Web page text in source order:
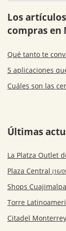
Los
compras en
Qué tanto te
5 aplicaciones
Cuáles son las
Últimas
La Platza Outlet
Plaza Central (16/
Shops Cuajimalpa
Torre
Citadel Monterrey